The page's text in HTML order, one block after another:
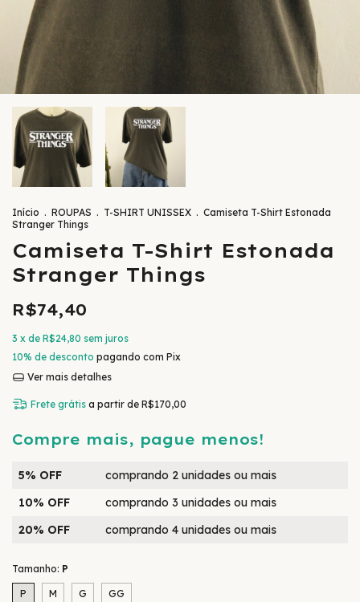
Início . ROUPAS . T-SHIRT UNISSEX . Camiseta T-Shirt Estonada
Stranger Things
Camiseta T-Shirt Estonada
Stranger Things
R$74,40
3 x de R$24,80 sem juros
10% de desconto pagando com Pix
Ver mais detalhes
Frete grátis a partir de R$170,00
Compre mais, pague menos!
5% OFF
comprando 2 unidades ou mais
10% OFF
comprando 3 unidades ou mais
20% OFF
comprando 4 unidades ou mais
Tamanho: P
P M G GG